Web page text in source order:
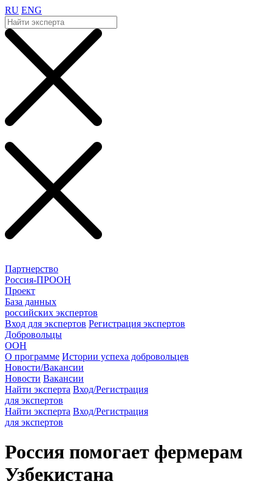
RU ENG
Партнерство
Россия-ПРООН
Проект
База данных
российских экспертов
Вход для экспертов Регистрация экспертов
Добровольцы
ООН
О программе Истории успеха добровольцев
Новости/Вакансии
Новости Вакансии
Найти эксперта Вход/Регистрация
для экспертов
Найти эксперта Вход/Регистрация
для экспертов
Россия помогает фермерам
Узбекистана